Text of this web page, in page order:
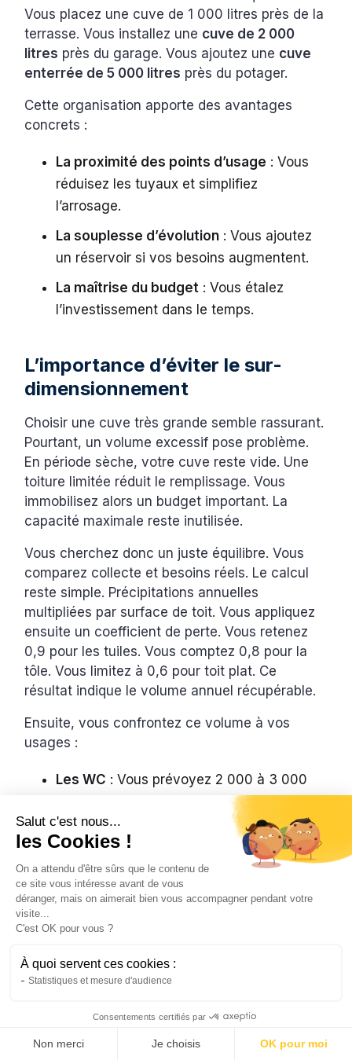
Vous placez une cuve de 1 000 litres près de la
terrasse. Vous installez une cuve de 2 000
litres près du garage. Vous ajoutez une cuve
enterrée de 5 000 litres près du potager.
Cette organisation apporte des avantages
concrets :
La proximité des points d’usage : Vous
réduisez les tuyaux et simplifiez
l’arrosage.
La souplesse d’évolution : Vous ajoutez
un réservoir si vos besoins augmentent.
La maîtrise du budget : Vous étalez
l’investissement dans le temps.
L’importance d’éviter le sur-
dimensionnement
Choisir une cuve très grande semble rassurant.
Pourtant, un volume excessif pose problème.
En période sèche, votre cuve reste vide. Une
toiture limitée réduit le remplissage. Vous
immobilisez alors un budget important. La
capacité maximale reste inutilisée.
Vous cherchez donc un juste équilibre. Vous
comparez collecte et besoins réels. Le calcul
reste simple. Précipitations annuelles
multipliées par surface de toit. Vous appliquez
ensuite un coefficient de perte. Vous retenez
0,9 pour les tuiles. Vous comptez 0,8 pour la
tôle. Vous limitez à 0,6 pour toit plat. Ce
résultat indique le volume annuel récupérable.
Ensuite, vous confrontez ce volume à vos
usages :
Les WC : Vous prévoyez 2 000 à 3 000
litres par personne et par an.
Le lave-linge
: Vous comptez 2 000 litres
pour deux adultes, jusqu’à 8 000 litres
pour quatre.
Le lavage des voitures: Vous estimez
environ 2 250 litres pour 5 à 10 lavages
Si vos besoins atteignent 12 000 litres, une
se remplit plusieurs fois par an. Installer 15 000
litres n’apporte pas toujours plus. Tout dépend
Salut c'est nous...
les Cookies !
On a attendu d'être sûrs que le contenu de
ce site vous intéresse avant de vous
déranger, mais on aimerait bien vous accompagner pendant votre
visite...
C'est OK pour vous ?
À quoi servent ces cookies :
Statistiques et mesure d'audience
Consentements certifiés par
Non merci Je choisis OK pour moi